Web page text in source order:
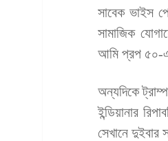
সাবেক ভাইস
সামাজিক
আমি প্রপ ৫০-এ
অন্যদিকে
ইন্ডিয়ানার
সেখানে দুইবার